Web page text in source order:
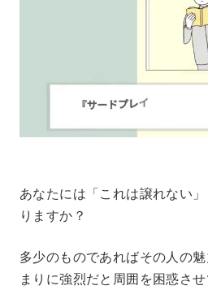
あなたには「これは譲れない
りますか？
多少のものであればその人の
まりに強烈だと周囲を困惑さ